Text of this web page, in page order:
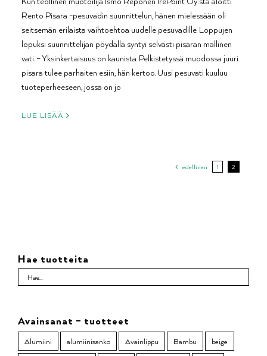
Rento Pisara -pesuvadin suunnittelun, hänen mielessään oli
seitsemän erilaista vaihtoehtoa uudelle pesuvadille. Loppujen
lopuksi suunnittelijan pöydällä syntyi selvästi pisaran mallinen
vati. – Yksinkertaisuus on kaunista. Pelkistetyssä muodossa juuri
pisara tulee parhaiten esiin, hän kertoo. Uusi pesuvati kuuluu
tuoteperheeseen, jossa on jo
LUE LISÄÄ
edellinen 1 2
Hae tuotteita
Avainsanat – tuotteet
Alumiini alumiinisanko Avainlippu Bambu
beige